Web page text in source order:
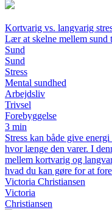
Kortvarig vs. langvarig
Lær at skelne mellem sund
Sund
Sund
Stress
Mental sundhed
Arbejdsliv
Trivsel
Forebyggelse
3 min
Stress kan både give
hvor længe den varer. I
mellem kortvarig og
hvad du kan gøre for at
Victoria Christiansen
Victoria
Christiansen